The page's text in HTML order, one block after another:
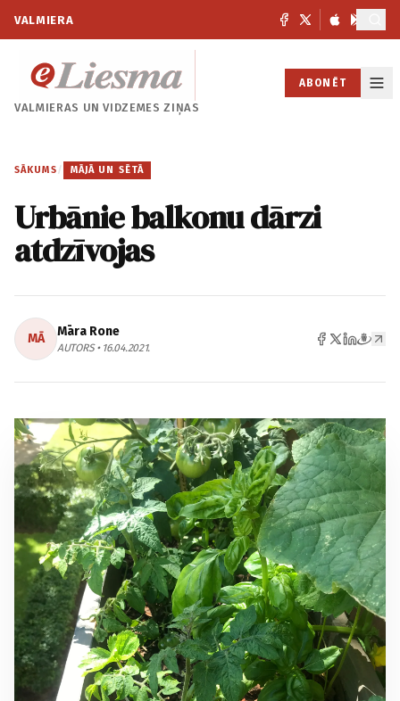
VALMIERA
VALMIERAS UNVIDZEMES ZIŅAS
ABONĒT
SĀKUMS / MĀJĀ UN SĒTĀ
Urbānie balkonu dārzi
atdzīvojas
MĀ Māra Rone
AUTORS • 16.04.2021.